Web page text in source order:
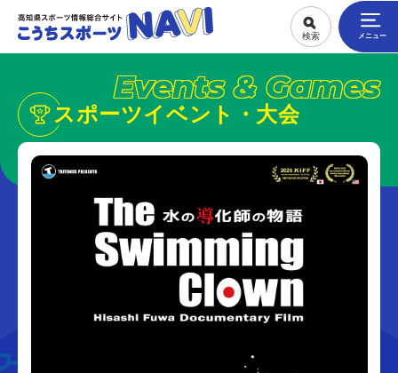
Events & Games
スポーツイベント・大会